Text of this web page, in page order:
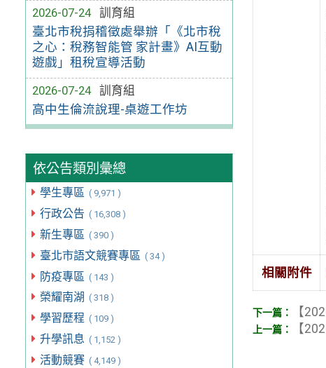
2026-07-24
訓育組
臺北市稅捐稽徵處舉辦「《北市稅
之心：稅務智能管 家計畫》AI互動
遊戲」租稅宣導活動
2026-07-24
訓育組
高中生倫流說理-桌遊工作坊
依公告類別彙總
學生專區 ( 9,971 )
行政公告 ( 16,308 )
新生專區 ( 390 )
臺北市語文競賽專區 ( 34 )
防疫專區 ( 143 )
榮耀南湖 ( 318 )
學習歷程 ( 109 )
升學訊息 ( 1,152 )
活動競賽 ( 4,149 )
相關附件
【
【